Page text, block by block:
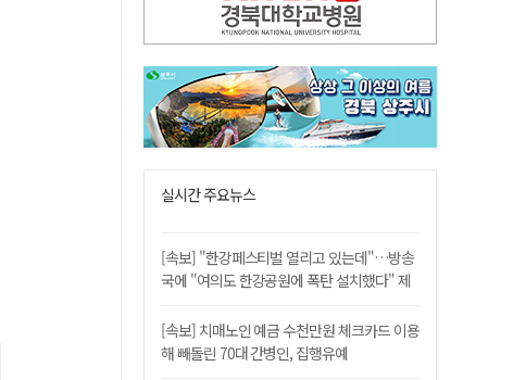
실시간 주요뉴스
[속보] "한강페스티벌 열리고 있는데"…방송
국에 "여의도 한강공원에 폭탄 설치했다" 제
[속보] 치매노인 예금 수천만원 체크카드 이용
해 빼돌린 70대 간병인, 집행유예